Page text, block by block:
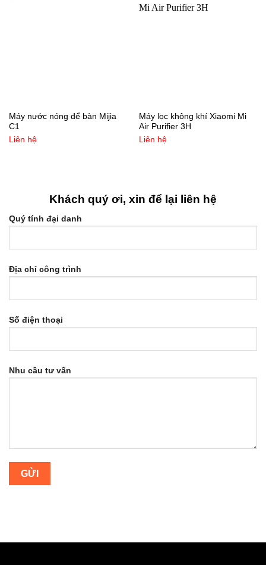
Máy nước nóng để bàn Mijia
C1
Liên hệ
Máy lọc không khí Xiaomi Mi
Air Purifier 3H
Liên hệ
Khách quý ơi, xin để lại liên hệ
Quý tính đại danh
Địa chỉ công trình
Số điện thoại
Nhu cầu tư vấn